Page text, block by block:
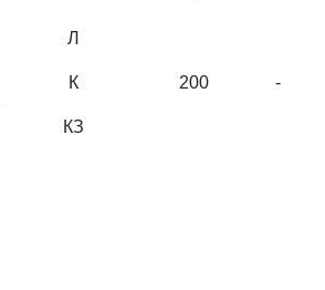
Л
К
КЗ
200 -